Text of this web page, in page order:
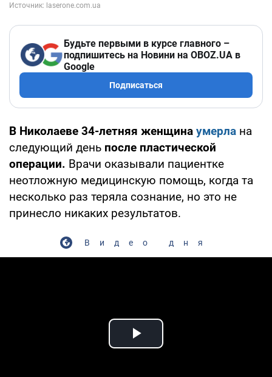
Будьте первыми в курсе главного –
подпишитесь на Новини на OBOZ.UA в
Google
Подписаться
В Николаеве 34-летняя женщина умерла на
следующий день после пластической
операции. Врачи оказывали пациентке
неотложную медицинскую помощь, когда та
несколько раз теряла сознание, но это не
принесло никаких результатов.
Видео дня
Play Video